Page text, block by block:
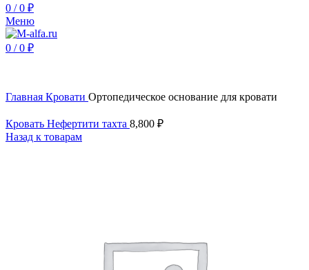
0 / 0 ₽
Меню
0 / 0 ₽
Главная Кровати Ортопедическое основание для кровати
Кровать Нефертити тахта 8,800 ₽
Назад к товарам